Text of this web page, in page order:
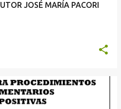
JOSÉ MARÍA PACORI